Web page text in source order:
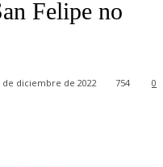
Felipe no
de diciembre de 2022 0
754